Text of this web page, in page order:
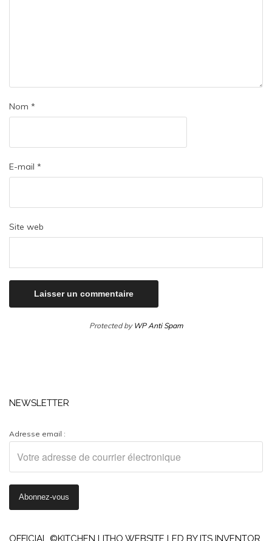
Nom *
E-mail *
Site web
Protected by WP Anti Spam
NEWSLETTER
Adresse email :
OFFICIAL ©KITCHEN LITHO WEBSITE LED BY ITS INVENTOR